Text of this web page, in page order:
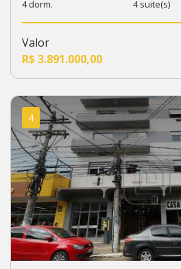
4 dorm. 4 suite(s)
Valor
R$ 3.891.000,00
4